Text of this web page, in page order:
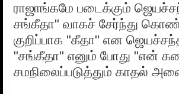
ராஜாங்கமே படைக்கும்
சங்கீதா" வாகச் சேர்ந்து
குறிப்பாக "கீதா" என
"சங்கீதா" எனும் போது
சமநிலைப்படுத்தும் காதல்